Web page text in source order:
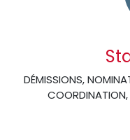
DÉMISSIONS,